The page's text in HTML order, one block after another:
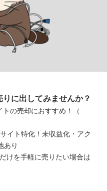
りに出してみませんか？
トの売却におすすめ！（
イト特化！未収益化・アク
あり
けを手軽に売りたい場合は